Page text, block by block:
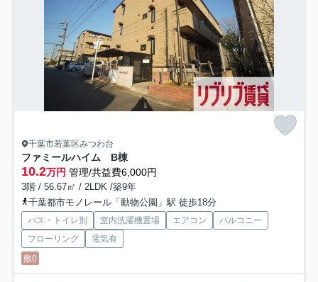
千葉市若葉区みつわ台
ファミールハイム B棟
10.2万円 管理/共益費6,000円
3階 / 56.67㎡ / 2LDK /築9年
千葉都市モノレール「動物公園」駅 徒歩18分
バス・トイレ別 室内洗濯機置場 エアコン
バルコニー
フローリング
電気有
敷0